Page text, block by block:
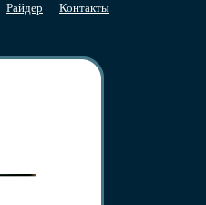
Райдер Контакты